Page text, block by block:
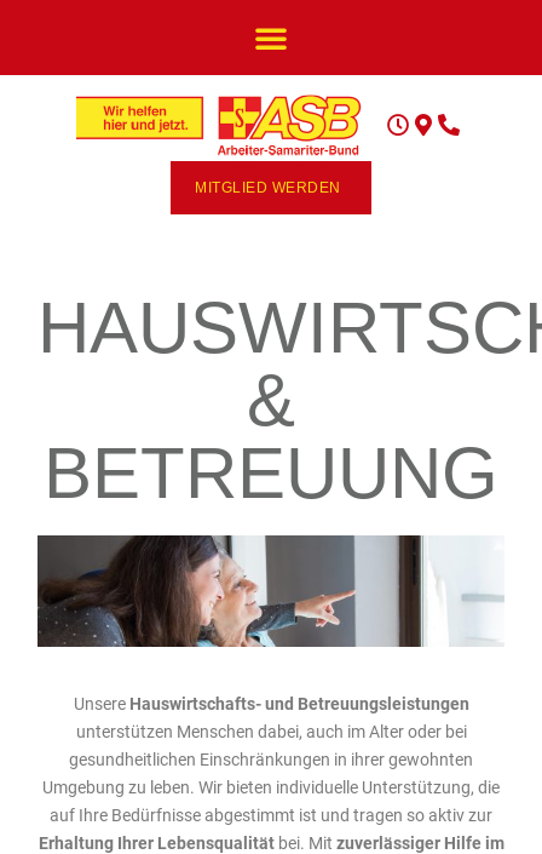
MITGLIED WERDEN
&
BETREUUNG
Unsere Hauswirtschafts- und Betreuungsleistungen
unterstützen Menschen dabei, auch im Alter oder bei
gesundheitlichen Einschränkungen in ihrer gewohnten
Umgebung zu leben. Wir bieten individuelle Unterstützung, die
auf Ihre Bedürfnisse abgestimmt ist und tragen so aktiv zur
Erhaltung Ihrer Lebensqualitätbei. Mit zuverlässiger Hilfe im